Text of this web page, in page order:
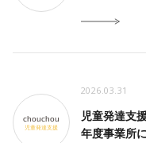
2026.03.31
chouchou
児童発達支援
児童発達支
年度事業所